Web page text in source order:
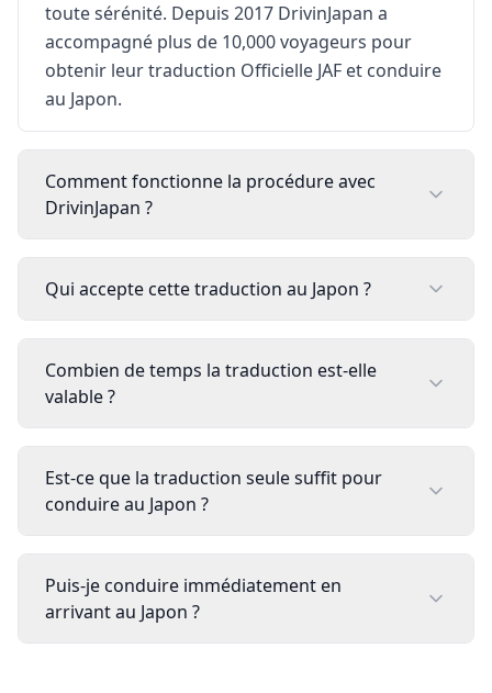
toute sérénité. Depuis 2017 DrivinJapan a
accompagné plus de 10,000 voyageurs pour
obtenir leur traduction Officielle JAF et conduire
au Japon.
Comment fonctionne la procédure avec
DrivinJapan ?
Qui accepte cette traduction au Japon ?
Combien de temps la traduction est-elle
valable ?
Est-ce que la traduction seule suffit pour
conduire au Japon ?
Puis-je conduire immédiatement en
arrivant au Japon ?